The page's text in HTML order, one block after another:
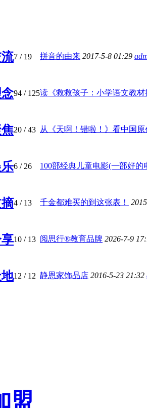
7 / 19 拼音的由来 2017-5-8 01:29
94 / 125读《救救孩子：小学语文教材
20 / 43 从《天啊！错啦！》看中国原
6 / 26 100部经典儿童电影(一部好的
4 / 13 千金都难买的到这张表！
10 / 13 阅思行®教育品牌 2026-7-9
12 / 12 静恩家饰品店 2016-5-23 21:32
盟